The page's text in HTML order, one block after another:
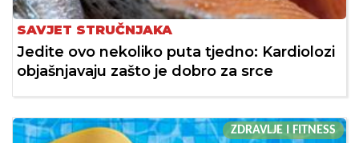
SAVJET STRUČNJAKA
Jedite ovo nekoliko puta tjedno: Kardiolozi
objašnjavaju zašto je dobro za srce
ZDRAVLJE I FITNESS